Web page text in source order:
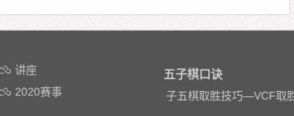
讲座
2020赛事
五子棋口诀
子五棋取胜技巧—VCF取